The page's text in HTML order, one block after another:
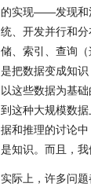
的实现——发现和
统、开发并行和
储、索引、查询
是把数据变成知
以这些数据为基
到这种大规模数
据和推理的讨论
是知识。而且，我
实际上，许多问